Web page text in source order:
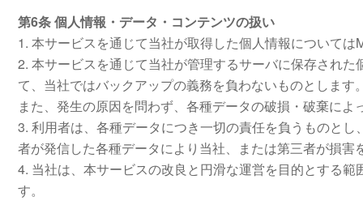
第6条 個人情報・データ・コンテンツの扱い
1. 本サービスを通じて当社が取得した個人情報について
2. 本サービスを通じて当社が管理するサーバに保存され
て、当社ではバックアップの義務を負わないものとします
また、発生の原因を問わず、各種データの破損・破棄に
3. 利用者は、各種データにつき一切の責任を負うものと
者が発信した各種データにより当社、または第三者が損
4. 当社は、本サービスの改良と円滑な運営を目的とする
す。